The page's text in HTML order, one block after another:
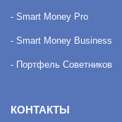
- Smart Money Pro
- Smart Money Business
- Портфель Советников
КОНТАКТЫ